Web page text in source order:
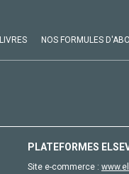
LIVRES NOS FORMULES
PLATEFORMES
Site e-commerce :